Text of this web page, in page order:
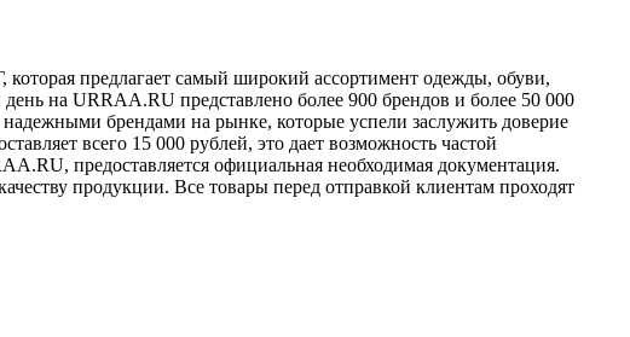
предлагает самый широкий ассортимент одежды, обуви,
на URRAA.RU представлено более 900 брендов и более 50 000
брендами на рынке, которые успели заслужить доверие
всего 15 000 рублей, это дает возможность частой
предоставляется официальная необходимая документация.
продукции. Все товары перед отправкой клиентам проходят